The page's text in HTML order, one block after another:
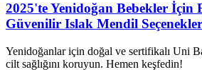
2025'te Yenidoğan Bebekler İçin
Güvenilir Islak Mendil
Yenidoğanlar için doğal ve sertifikalı Uni
cilt sağlığını koruyun. Hemen keşfedin!